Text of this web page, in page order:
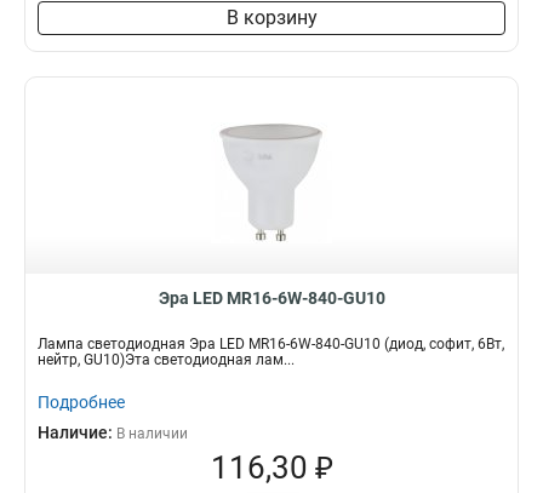
В корзину
Эра LED MR16-6W-840-GU10
Лампа светодиодная Эра LED MR16-6W-840-GU10 (диод, софит, 6Вт,
нейтр, GU10)Эта светодиодная лам...
Подробнее
Наличие: В наличии
116,30 ₽